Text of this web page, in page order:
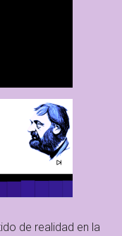
de realidad en la